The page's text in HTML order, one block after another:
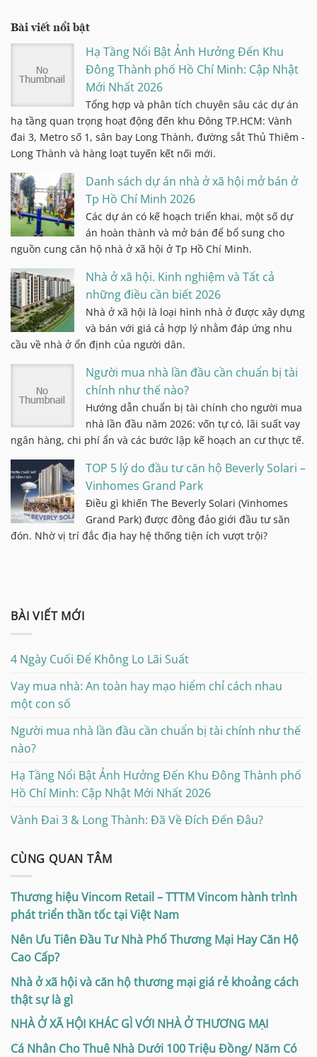
Bài viết nổi bật
Hạ Tầng Nổi Bật Ảnh Hưởng Đến Khu
Đông Thành phố Hồ Chí Minh: Cập Nhật
Mới Nhất 2026
Tổng hợp và phân tích chuyên sâu các dự án
hạ tầng quan trọng hoạt động đến khu Đông TP.HCM: Vành
đai 3, Metro số 1, sân bay Long Thành, đường sắt Thủ Thiêm -
Long Thành và hàng loạt tuyến kết nối mới.
Danh sách dự án nhà ở xã hội mở bán ở
Tp Hồ Chí Minh 2026
Các dự án có kế hoạch triển khai, một số dự
án hoàn thành và mở bán để bổ sung cho
nguồn cung căn hộ nhà ở xã hội ở Tp Hồ Chí Minh.
Nhà ở xã hội. Kinh nghiệm và Tất cả
những điều cần biết 2026
Nhà ở xã hội là loại hình nhà ở được xây dựng
và bán với giá cả hợp lý nhằm đáp ứng nhu
cầu về nhà ở ổn định của người dân.
Người mua nhà lần đầu cần chuẩn bị tài
chính như thế nào?
Hướng dẫn chuẩn bị tài chính cho người mua
nhà lần đầu năm 2026: vốn tự có, lãi suất vay
ngân hàng, chi phí ẩn và các bước lập kế hoạch an cư thực tế.
TOP 5 lý do đầu tư căn hộ Beverly Solari –
Vinhomes Grand Park
Điều gì khiến The Beverly Solari (Vinhomes
Grand Park) được đông đảo giới đầu tư săn
đón. Nhờ vị trí đắc địa hay hệ thống tiện ích vượt trội?
BÀI VIẾT MỚI
4 Ngày Cuối Để Không Lo Lãi Suất
Vay mua nhà: An toàn hay mạo hiểm chỉ cách nhau
một con số
Người mua nhà lần đầu cần chuẩn bị tài chính như thế
nào?
Hạ Tầng Nổi Bật Ảnh Hưởng Đến Khu Đông Thành phố
Hồ Chí Minh: Cập Nhật Mới Nhất 2026
Vành Đai 3 & Long Thành: Đã Về Đích Đến Đâu?
CÙNG QUAN TÂM
Thương hiệu Vincom Retail – TTTM Vincom hành trình
phát triển thần tốc tại Việt Nam
Nên Ưu Tiên Đầu Tư Nhà Phố Thương Mại Hay Căn Hộ
Cao Cấp?
Nhà ở xã hội và căn hộ thương mại giá rẻ khoảng cách
thật sự là gì
NHÀ Ở XÃ HỘI KHÁC GÌ VỚI NHÀ Ở THƯƠNG MẠI
Cá Nhân Cho Thuê Nhà Dưới 100 Triệu Đồng/ Năm Có